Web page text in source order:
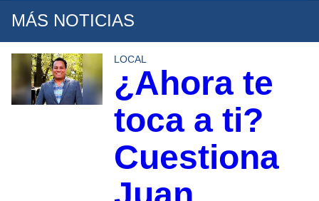
MÁS NOTICIAS
LOCAL
¿Ahora te
toca a ti?
Cuestiona